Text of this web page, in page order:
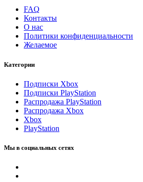
FAQ
Контакты
О нас
Политики конфиденциальности
Желаемое
Категории
Подписки Xbox
Подписки PlayStation
Распродажа PlayStation
Распродажа Xbox
Xbox
PlayStation
Мы в социальных сетях